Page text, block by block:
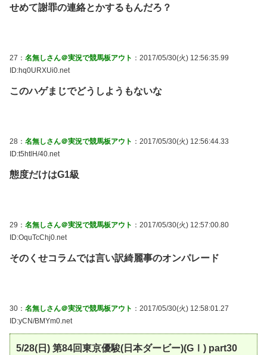
せめて謝罪の連絡とかするもんだろ？
27： 名無しさん＠実況で競馬板アウト ：2017/05/30(火) 12:56:35.99
ID:hq0URXUi0.net
このハゲまじでどうしようもないな
28： 名無しさん＠実況で競馬板アウト ：2017/05/30(火) 12:56:44.33
ID:t5htlH/40.net
態度だけはG1級
29： 名無しさん＠実況で競馬板アウト ：2017/05/30(火) 12:57:00.80
ID:OquTcChj0.net
そのくせコラムでは言い訳綺麗事のオンパレード
30： 名無しさん＠実況で競馬板アウト ：2017/05/30(火) 12:58:01.27
ID:yCN/BMYm0.net
5/28(日) 第84回東京優駿(日本ダービー)(GⅠ) part30